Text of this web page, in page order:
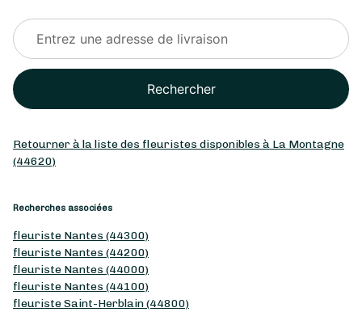
Rechercher
Retourner à la liste des fleuristes disponibles à La Montagne
(44620)
Recherches associées
fleuriste Nantes (44300)
fleuriste Nantes (44200)
fleuriste Nantes (44000)
fleuriste Nantes (44100)
fleuriste Saint-Herblain (44800)